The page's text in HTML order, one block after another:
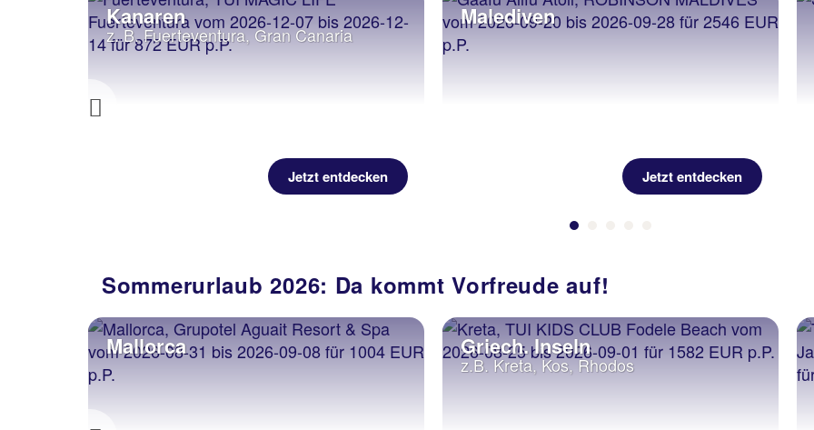
Previous
Kanaren
z. B. Fuerteventura, Gran Canaria
Jetzt entdecken
Malediven
Jetzt entdecken
Sommerurlaub 2026: Da kommt Vorfreude auf!
Mallorca Griech. Inseln
z.B. Kreta, Kos, Rhodos